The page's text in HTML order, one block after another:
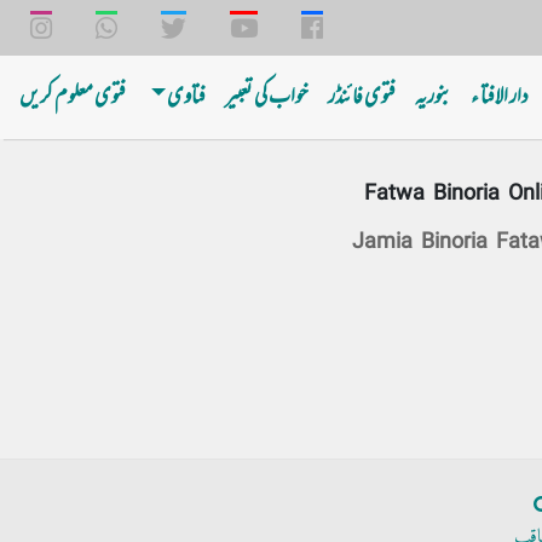
دار الافتا ء بنوریه فتوی فائنڈر خواب کی تعبیر فتاوی فتوی معلوم کریں
Fatwa Binoria
Jamia Binoria